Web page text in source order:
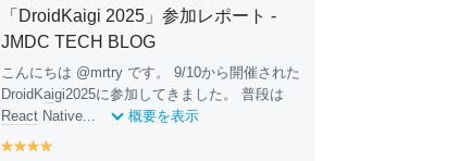
「DroidKaigi 2025」参加レポート -
JMDC TECH BLOG
こんにちは @mrtry です。 9/10から開催された
DroidKaigi2025に参加してきました。 普段は
React Native... 概要を表示
y y y